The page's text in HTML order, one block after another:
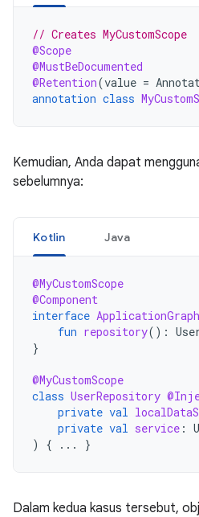
// Creates MyCustomScope
@Scope
@MustBeDocumented
@Retention(value =
annotation class
Kemudian, Anda dapat
sebelumnya:
Kotlin Java
@MyCustomScope
@Component
interface ApplicationGraph
fun repository():
}
@MyCustomScope
class UserRepository
private val
private val service :
)
{ ... }
Dalam kedua kasus tersebut,